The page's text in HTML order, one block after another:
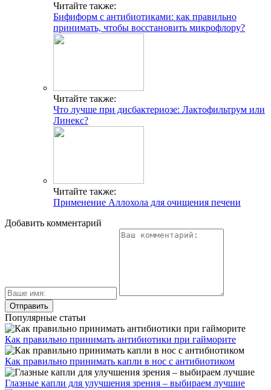
Читайте также:
Бифиформ с антибиотиками: как правильно
принимать, чтобы восстановить микрофлору?
Читайте также:
Что лучше при дисбактериозе: Лактофильтрум или
Линекс?
Читайте также:
Применение Аллохола для очищения печени
Добавить комментарий
Популярные статьи
Как правильно принимать антибиотики при гайморите
Как правильно принимать капли в нос с антибиотиком
Глазные капли для улучшения зрения – выбираем лучшие